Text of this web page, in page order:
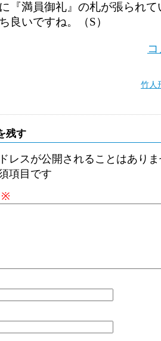
『満員御礼』の札が張られ
良いですね。（S）
竹人
残す
レスが公開されることはあり
項目です
※